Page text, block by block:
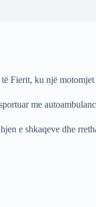
Fierit, ku një
me
e shkaqeve dhe